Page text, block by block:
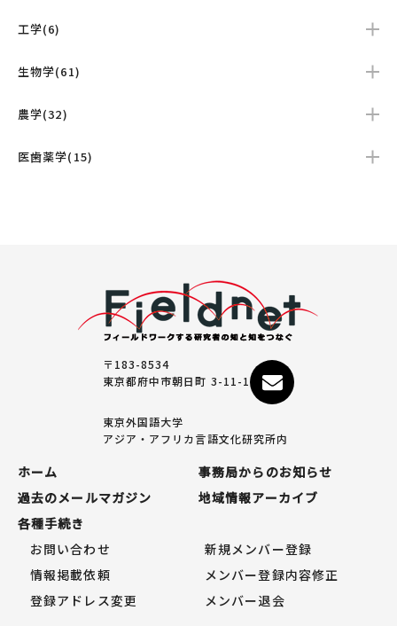
工学(6)
生物学(61)
農学(32)
医歯薬学(15)
〒183-8534
東京都府中市朝日町 3-11-1
東京外国語大学
アジア・アフリカ言語文化研究所内
ホーム
事務局からのお知らせ
過去のメールマガジン
地域情報アーカイブ
各種手続き
お問い合わせ
新規メンバー登録
情報掲載依頼
メンバー登録内容修正
登録アドレス変更
メンバー退会